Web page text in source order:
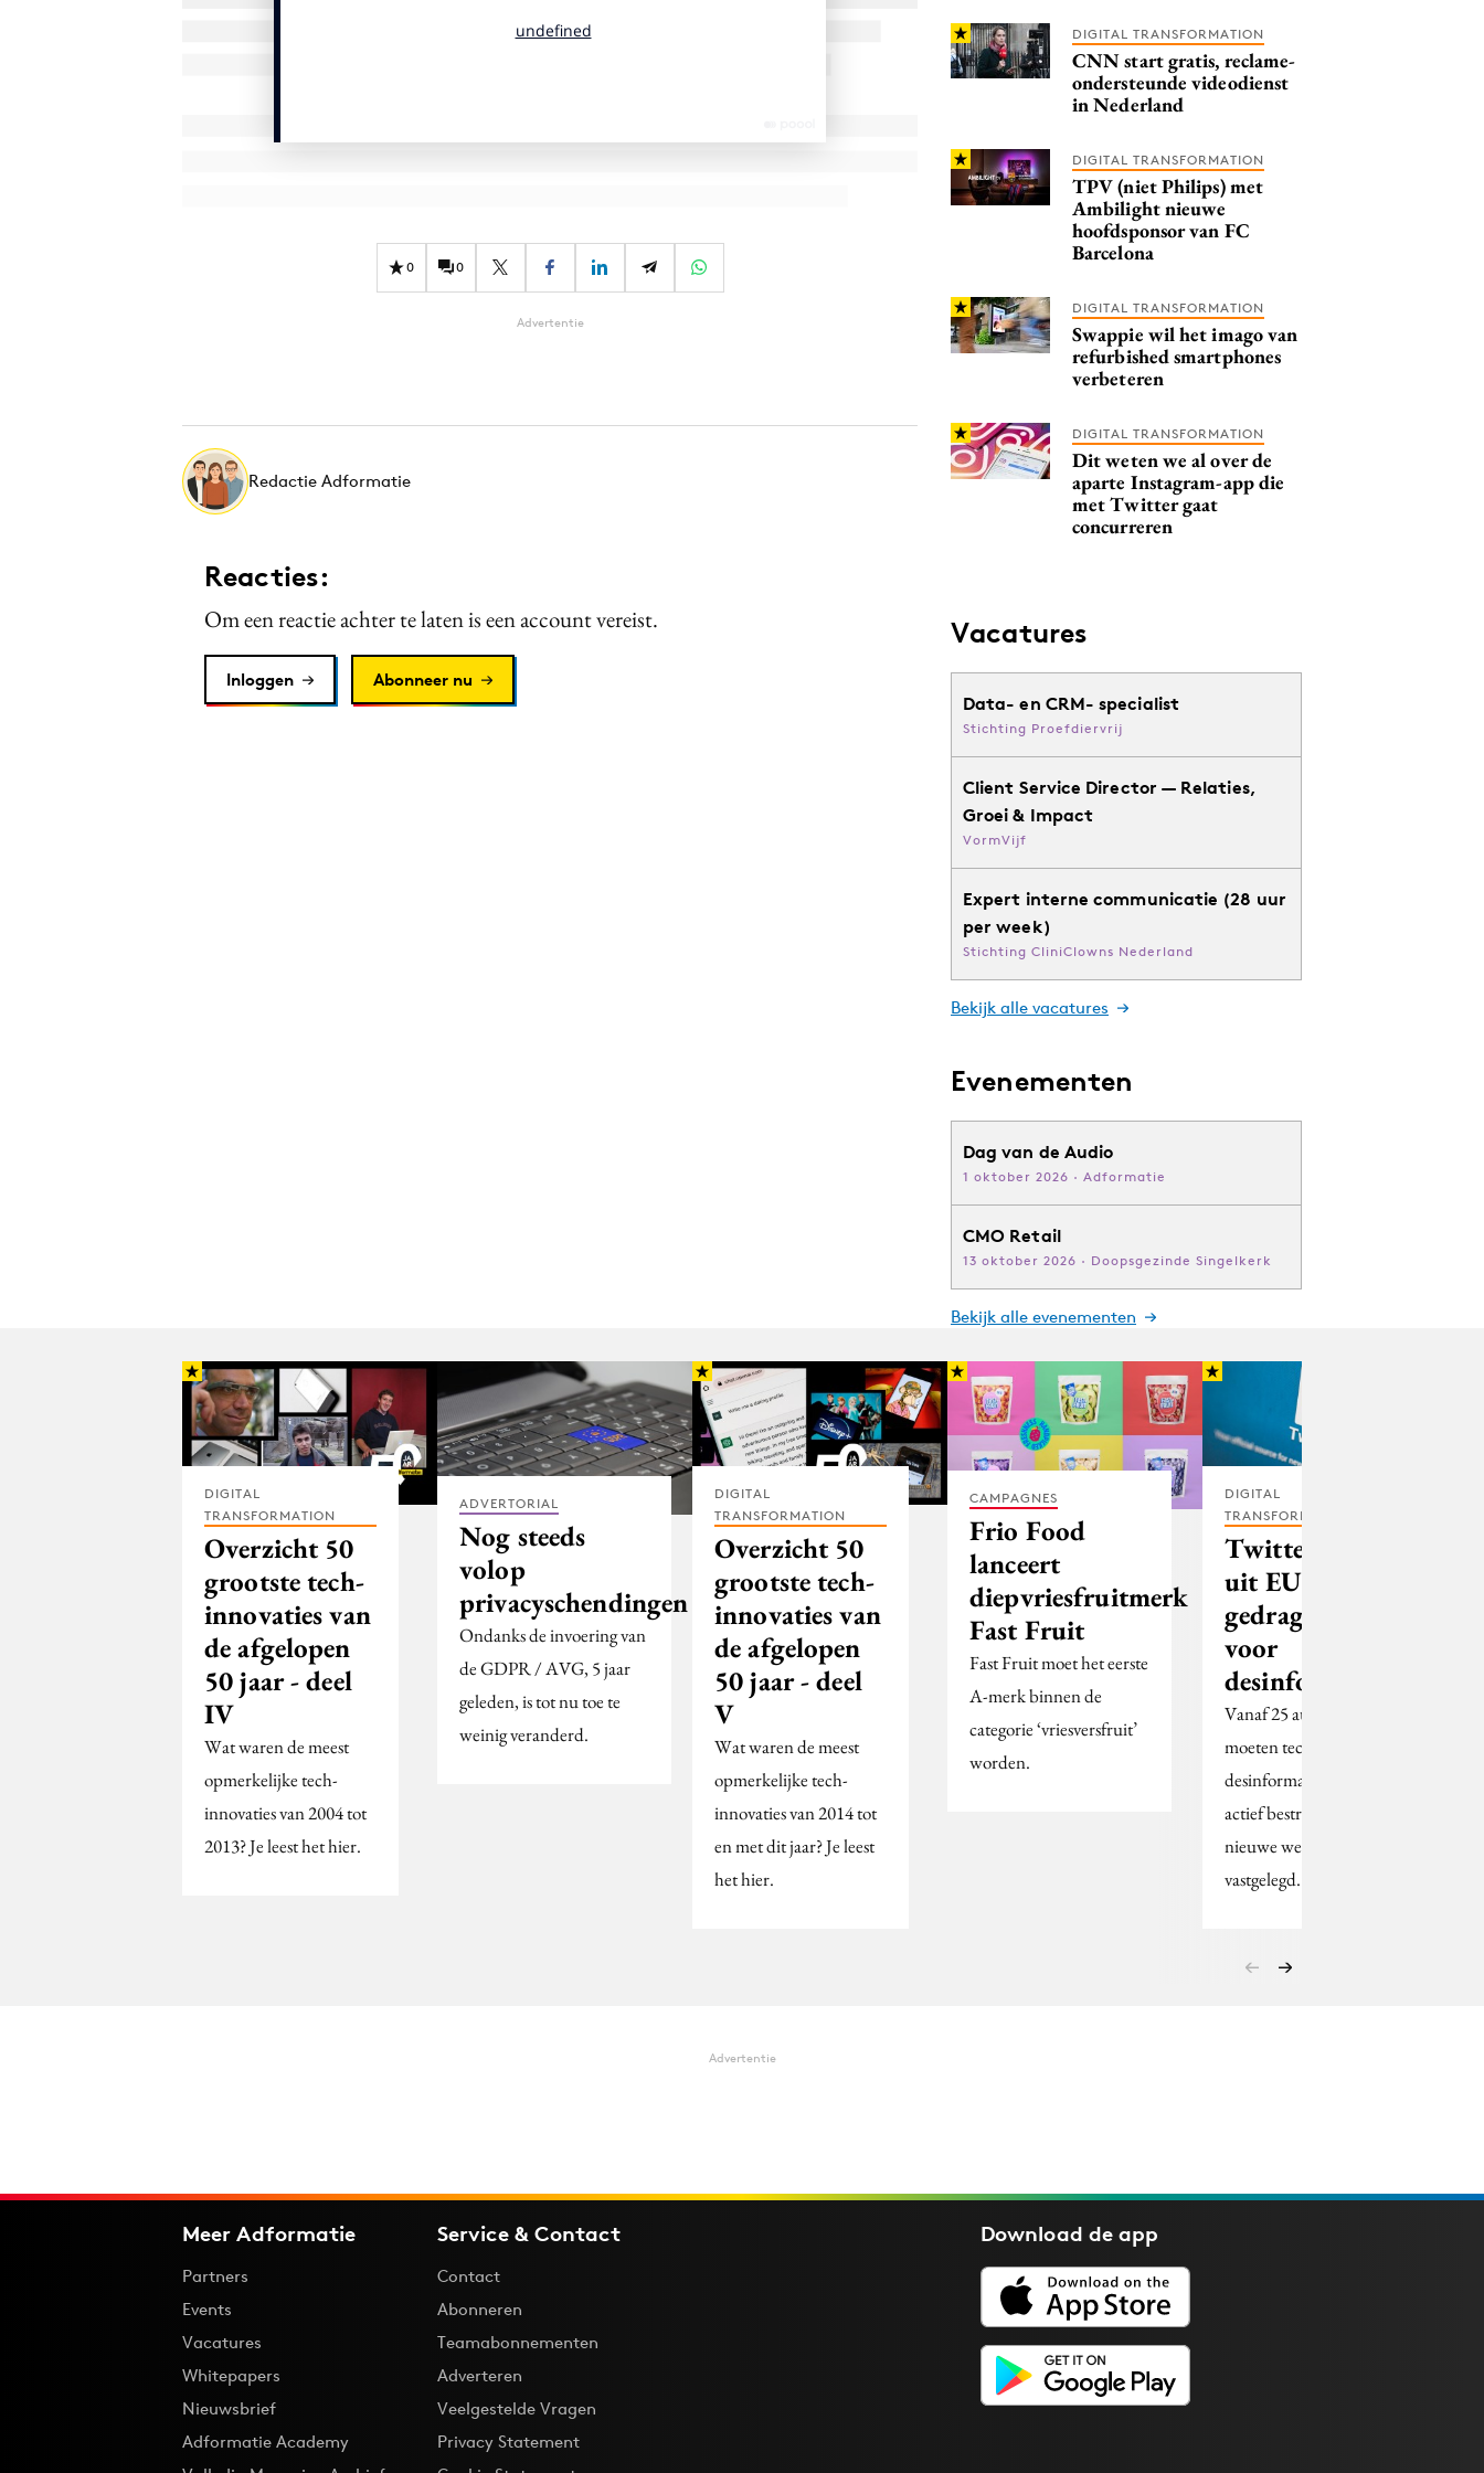
0 0
Advertentie
Redactie Adformatie
Reacties:
Om een reactie achter te laten is een account vereist.
Inloggen Abonneer nu
DIGITAL TRANSFORMATION
CNN start gratis, reclame-
ondersteunde videodienst
in Nederland
DIGITAL TRANSFORMATION
TPV (niet Philips) met
Ambilight nieuwe
hoofdsponsor van FC
Barcelona
DIGITAL TRANSFORMATION
Swappie wil het imago van
refurbished smartphones
verbeteren
DIGITAL TRANSFORMATION
Dit weten we al over de
aparte Instagram-app die
met Twitter gaat
concurreren
Vacatures
Data- en CRM- specialist
Stichting Proefdiervrij
Client Service Director — Relaties,
Groei & Impact
VormVijf
Expert interne communicatie (28 uur
per week)
Stichting CliniClowns Nederland
Bekijk alle vacatures
Evenementen
Dag van de Audio
1 oktober 2026 · Adformatie
CMO Retail
13 oktober 2026 · Doopsgezinde Singelkerk
Bekijk alle evenementen
DIGITAL
TRANSFORMATION
Overzicht 50
grootste tech-
innovaties van
de afgelopen
50 jaar - deel
IV
Wat waren de meest
opmerkelijke tech-
innovaties van 2004 tot
2013? Je leest het hier.
ADVERTORIAL
Nog steeds
volop
privacyschendingen
Ondanks de invoering van
de GDPR / AVG, 5 jaar
geleden, is tot nu toe te
weinig veranderd.
DIGITAL
TRANSFORMATION
Overzicht 50
grootste tech-
innovaties van
de afgelopen
50 jaar - deel
V
Wat waren de meest
opmerkelijke tech-
innovaties van 2014 tot
en met dit jaar? Je leest
het hier.
CAMPAGNES
Frio Food
lanceert
diepvriesfruitmerk
Fast Fruit
Fast Fruit moet het eerste
A-merk binnen de
categorie ‘vriesversfruit’
worden.
DIGITAL
TRANSFORMATION
Twitter stapt
uit EU-
gedragscode
voor
desinformatie
Vanaf 25 augustus
moeten techbedrijven
desinformatie namelijk
actief bestrijden, zo is in
nieuwe wetgeving
vastgelegd.
Advertentie
Meer Adformatie
Partners
Events
Vacatures
Whitepapers
Nieuwsbrief
Adformatie Academy
Service & Contact
Contact
Abonneren
Teamabonnementen
Adverteren
Veelgestelde Vragen
Privacy Statement
Download deapp